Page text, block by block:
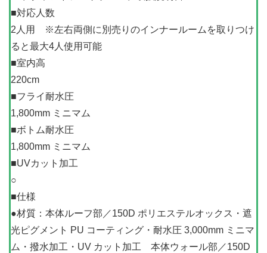
■対応人数
2人用 ※左右両側に別売りのインナールームを取りつけ
ると最大4人使用可能
■室内高
220cm
■フライ耐水圧
1,800mm ミニマム
■ボトム耐水圧
1,800mm ミニマム
■UVカット加工
○
■仕様
●材質：本体ルーフ部／150D ポリエステルオックス・遮
光ピグメント PU コーティング・耐水圧 3,000mm ミニマ
ム・撥水加工・UV カット加工 本体ウォール部／150D